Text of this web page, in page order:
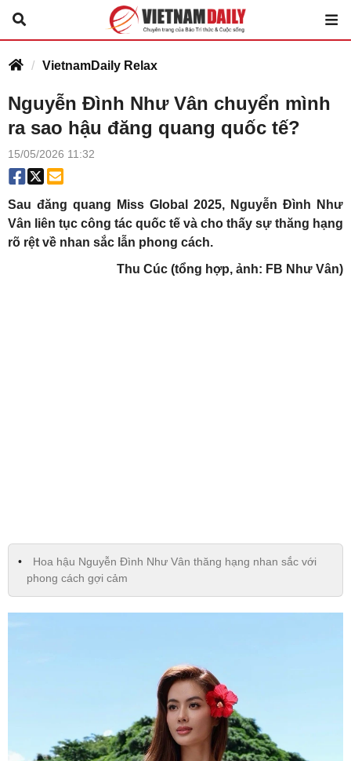
VietnamDaily Relax
Nguyễn Đình Như Vân chuyển mình
ra sao hậu đăng quang quốc tế?
15/05/2026 11:32
Sau đăng quang Miss Global 2025, Nguyễn Đình Như
Vân liên tục công tác quốc tế và cho thấy sự thăng hạng
rõ rệt về nhan sắc lẫn phong cách.
Thu Cúc (tổng hợp, ảnh: FB Như Vân)
Hoa hậu Nguyễn Đình Như Vân thăng hạng nhan sắc với
phong cách gợi cảm